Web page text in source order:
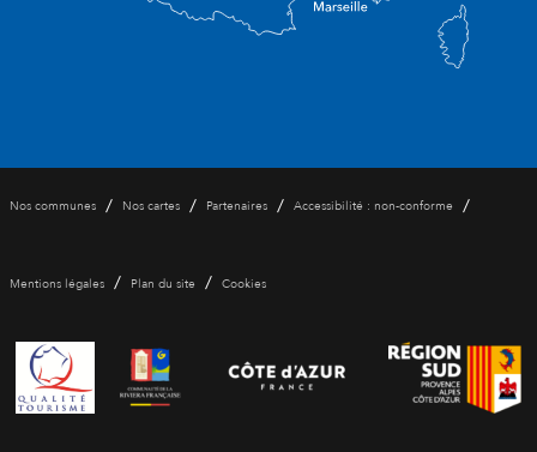
Nos communes / Nos cartes / Partenaires / Accessibilité : non-conforme /
Mentions légales / Plan du site / Cookies